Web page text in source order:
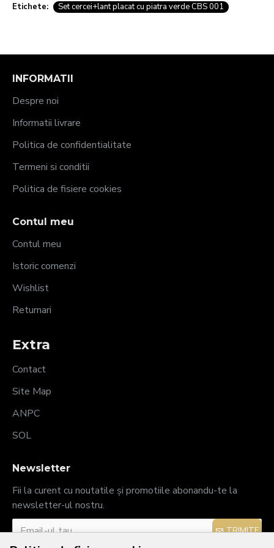
Etichete: Set cercei+lant placat cu piatra verde CBS 001
INFORMATII
Despre noi
Informatii livrare
Politica de confidentialitate
Termeni si conditii
Politica de fisiere cookies
Contul meu
Contul meu
Istoric comenzi
Wishlist
Returnari
Extra
Contact
Site Map
ANPC
SOL
Newsletter
Fii la curent cu noutatile și promotiile abonandu-te la
newsletter-ul nostru.
TRIMITE